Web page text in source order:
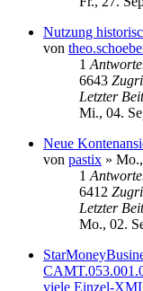
Nutzung
von
1
6643
Letzter
Mi., 04.
Neue
von pastix »
1
6412
Letzter
Mo., 02.
viele Einzel-